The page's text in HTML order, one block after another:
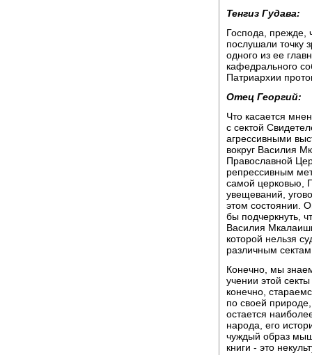
Тенгиз Гудава:
Господа, прежде,
послушали точку
одного из ее
кафедрального
Патриархии
Отец Георгий:
Что касается
с сектой
агрессивными
вокруг Василия
Православной
репрессивным
самой церковью,
увещеваний,
этом состоянии.
бы подчеркнуть,
Василия
которой нельзя
различным
Конечно, мы
учении этой
конечно,
по своей
остается
народа, его
чуждый образ
книги - это